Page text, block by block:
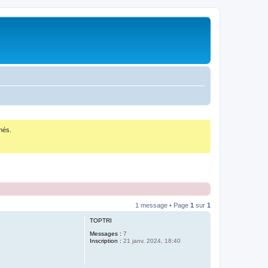
1 message • Page 1 sur 1
TOPTRI
Messages : 7
Inscription : 21 janv. 2024, 18:40